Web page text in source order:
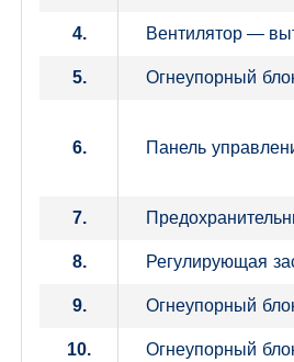
4. Вентилятор —
5. Огнеупорный
6. Панель
7.
8. Регулирующая
9. Огнеупорный
10. Огнеупорный